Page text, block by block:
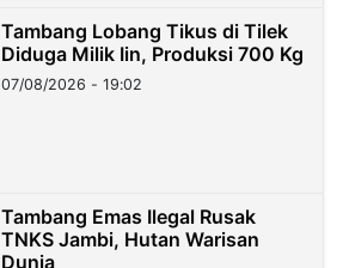
Tambang Lobang Tikus di Tilek
Diduga Milik Iin, Produksi 700 Kg
07/08/2026 - 19:02
Tambang Emas Ilegal Rusak
TNKS Jambi, Hutan Warisan
Dunia